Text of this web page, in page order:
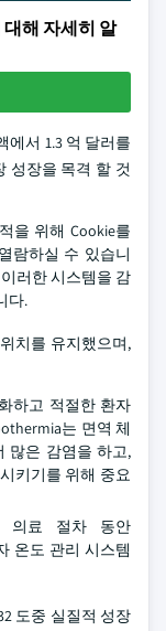
해 자세히 알
에서 1.3 억 달러를
성장을 목격 할 것
을 위해 Cookie를
람하실 수 있습니
러한 시스템을 감
다.
치를 유지했으며,
하고 적절한 환자
는 면역 체
많은 감염을 하고,
키기를 위해 중요
의료 절차 동안
온도 관리 시스템
도중 실질적 성장